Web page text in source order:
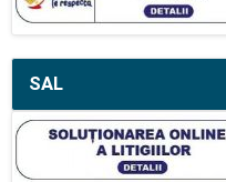
SAL